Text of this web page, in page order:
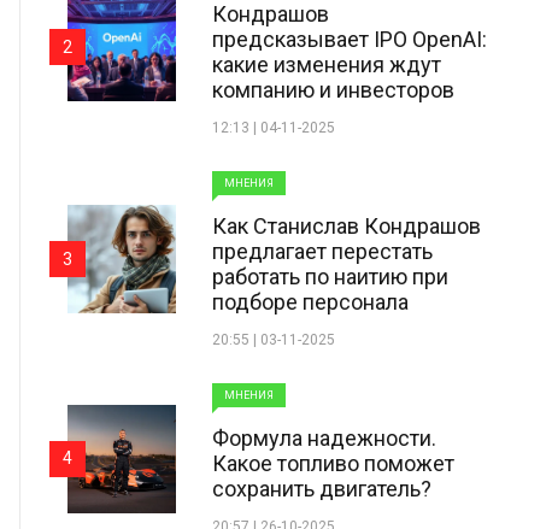
Кондрашов
предсказывает IPO OpenAI:
какие изменения ждут
компанию и инвесторов
12:13 | 04-11-2025
2
МНЕНИЯ
Как Станислав Кондрашов
предлагает перестать
работать по наитию при
подборе персонала
20:55 | 03-11-2025
3
МНЕНИЯ
Формула надежности.
Какое топливо поможет
сохранить двигатель?
4